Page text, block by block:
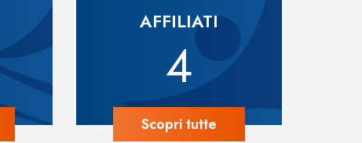
AFFILIATI
4
Scopri tutte